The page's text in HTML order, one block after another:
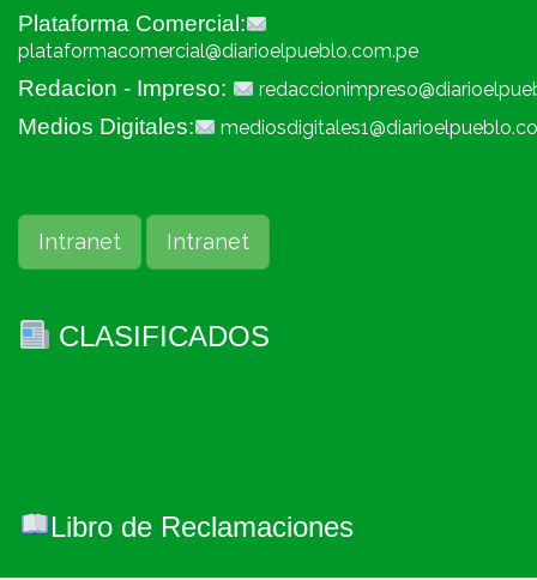
Plataforma Comercial:
plataformacomercial@diarioelpueblo.com.pe
Redacion - Impreso:
Medios Digitales:
Intranet Intranet
CLASIFICADOS
Libro de Reclamaciones